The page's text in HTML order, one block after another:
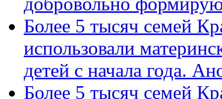
Более 5 тысяч семей
использовали
детей с начала года.
Более 5 тысяч семей